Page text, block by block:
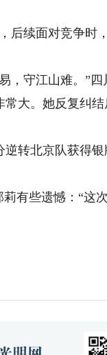
续面对竞争时
守江山难。”四
大。她反复纠
转北京队获得银
些遗憾：“这